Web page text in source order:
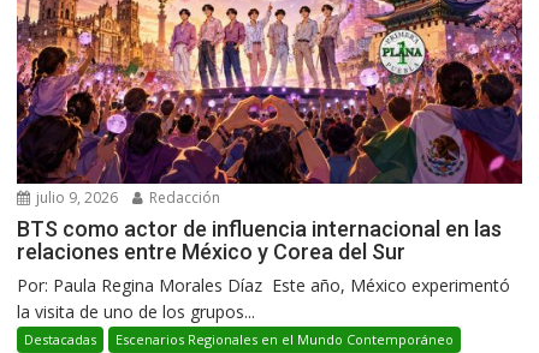
julio 9, 2026 Redacción
BTS como actor de influencia internacional en las
relaciones entre México y Corea del Sur
Por: Paula Regina Morales Díaz Este año, México experimentó
la visita de uno de los grupos...
Destacadas Escenarios Regionales en el Mundo Contemporáneo